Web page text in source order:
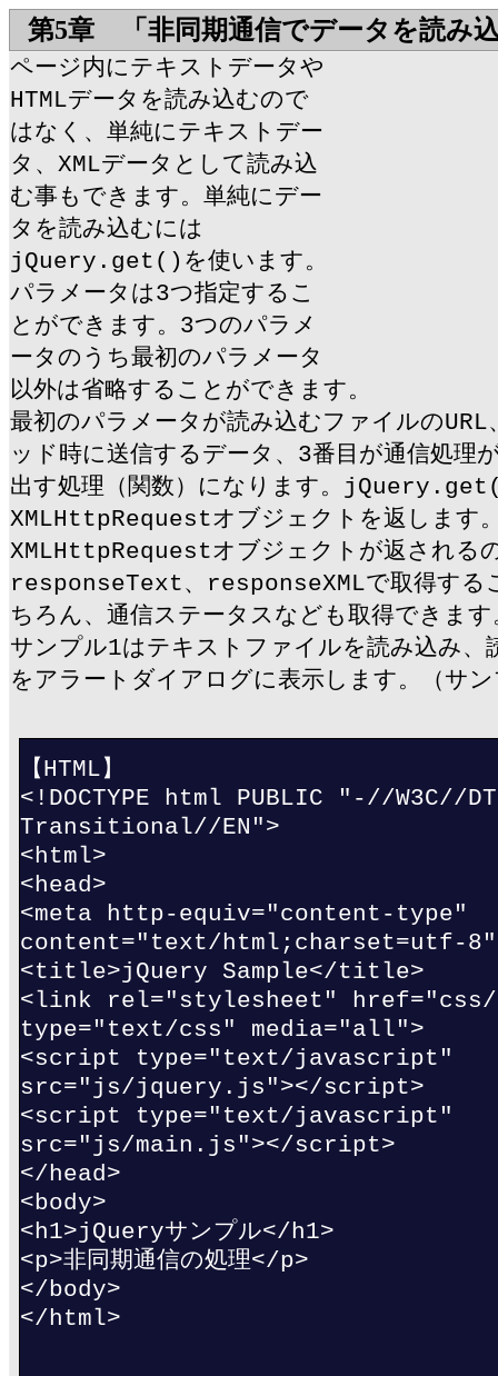
第5章 「非同期通信でデータを読み
ページ内にテキストデータや
HTMLデータを読み込むので
はなく、単純にテキストデー
タ、XMLデータとして読み込
む事もできます。単純にデー
タを読み込むには
jQuery.get()を使います。
パラメータは3つ指定するこ
とができます。3つのパラメ
ータのうち最初のパラメータ
以外は省略することができます。
最初のパラメータが読み込むファイルの
ッド時に送信するデータ、3番目が通信処理
出す処理（関数）になります。
XMLHttpRequestオブジェクトを返します
XMLHttpRequestオブジェクトが返される
responseText、responseXMLで取得する
ちろん、通信ステータスなども取得できます
サンプル1はテキストファイルを読み込み、
をアラートダイアログに表示します。（サ
【HTML】
<!DOCTYPE html PUBLIC "-//W3C//
Transitional//EN">
<html>
<head>
<meta http-equiv="content-type"
content="text/html;charset=utf-
<title>jQuery Sample</title>
<link rel="stylesheet" href="css/
type="text/css" media="all">
<script type="text/javascript"
src="js/jquery.js"></script>
<script type="text/javascript"
src="js/main.js"></script>
</head>
<body>
<h1>jQueryサンプル</h1>
<p>非同期通信の処理</p>
</body>
</html>